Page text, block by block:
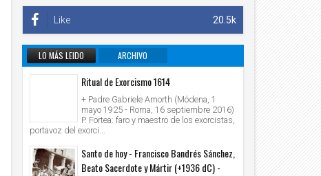
20.5k
Like
LO MÁS LEIDO
ARCHIVO
INFORMATIVO
Ritual de Exorcismo 1614
+ Padre Gabriele Amorth (Módena, 1
mayo 1925 - Roma, 16 septiembre 2016)
P. Fortea: faro y maestro de los exorcistas,
portavoz del exorci...
Santo de hoy - Francisco Bandrés Sánchez,
Beato Sacerdote y Mártir (+1936 dC) -